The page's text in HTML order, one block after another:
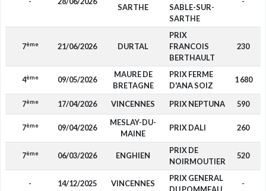
SARTHE
SABLE-SUR-
SARTHE
7ème 21/06/2026 DURTAL
PRIX
FRANCOIS
BERTHAULT
230
4ème 09/05/2026
MAURE DE
BRETAGNE
PRIX FERME
D'ANA SOIZ
1 680
7ème 17/04/2026 VINCENNES PRIX NEPTUNA 590
7ème 09/04/2026
MESLAY-DU-
MAINE
PRIX DALI 260
7ème 06/03/2026 ENGHIEN
PRIX DE
NOIRMOUTIER
520
- 14/12/2025 VINCENNES
PRIX GENERAL
-